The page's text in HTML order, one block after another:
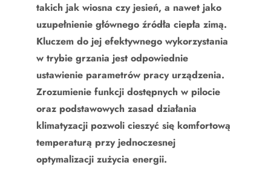
takich jak wiosna czy jesień, a nawet jako
uzupełnienie głównego źródła ciepła zimą.
Kluczem do jej efektywnego wykorzystania
w trybie grzania jest odpowiednie
ustawienie parametrów pracy urządzenia.
Zrozumienie funkcji dostępnych w pilocie
oraz podstawowych zasad działania
klimatyzacji pozwoli cieszyć się komfortową
temperaturą przy jednoczesnej
optymalizacji zużycia energii.